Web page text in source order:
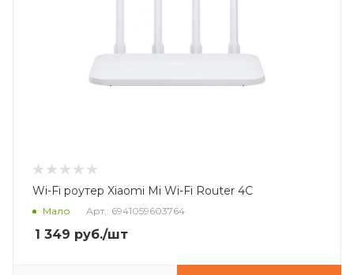
Wi-Fi роутер Xiaomi Mi Wi-Fi Router 4C
Мало Арт.: 6941059603764
1 349 руб./шт